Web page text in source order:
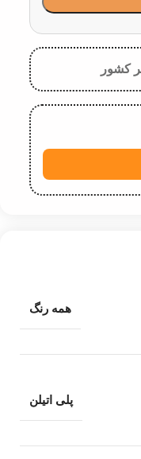
کشور
همه رنگ
پلی اتیلن